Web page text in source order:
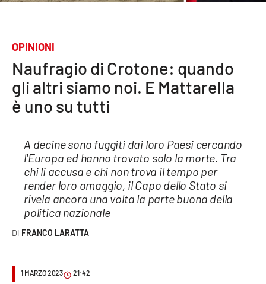
Cultura
Editoriali
VIDEO
Ambiente
OPINIONI
Naufragio di Crotone: quando
gli altri siamo noi. E Mattarella
è uno su tutti
A decine sono fuggiti dai loro Paesi cercando
l'Europa ed hanno trovato solo la morte. Tra
chi li accusa e chi non trova il tempo per
render loro omaggio, il Capo dello Stato si
rivela ancora una volta la parte buona della
politica nazionale
FRANCO LARATTA
1 MARZO 2023 21:42